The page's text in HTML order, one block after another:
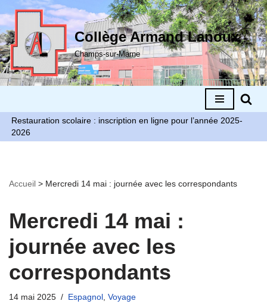
Aller
au
contenu
Collège Armand Lanoux
Champs-sur-Marne
Restauration scolaire : inscription en ligne pour l’année 2025-
2026
Accueil > Mercredi 14 mai : journée avec les correspondants
Mercredi 14 mai :
journée avec les
correspondants
14 mai 2025 Espagnol Voyage